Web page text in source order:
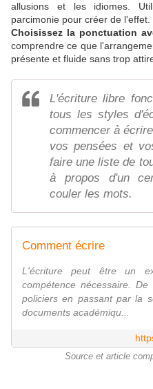
allusions et les idiomes.
parcimonie pour créer de l'effet.
Choisissez la ponctuation
comprendre ce que
présente et fluide sans trop
L'écriture libre
tous les styles
commencer à
vos pensées et
faire une liste de
à propos d'un
couler les mots.
Comment écrire
L'écriture peut être un
compétence nécessaire.
policiers en passant par la
documents académiqu...
Source et article